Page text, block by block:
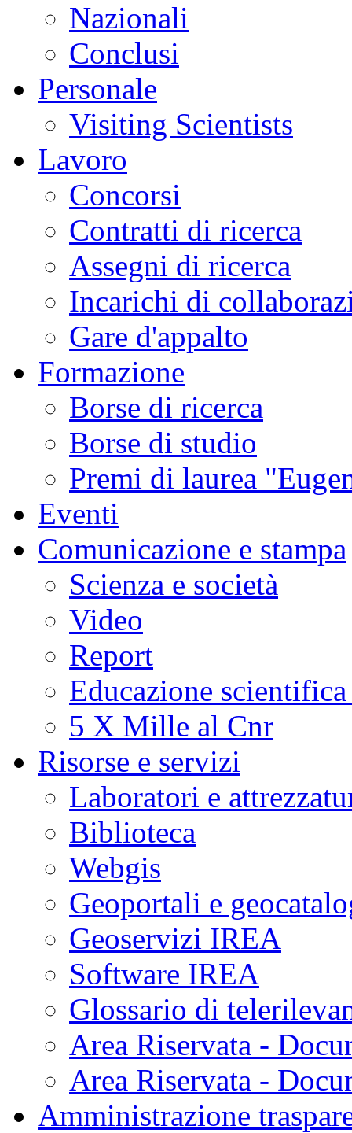
Nazionali
Conclusi
Personale
Visiting Scientists
Lavoro
Concorsi
Contratti di ricerca
Assegni di ricerca
Incarichi di
Gare d'appalto
Formazione
Borse di ricerca
Borse di studio
Premi di laurea
Eventi
Comunicazione e stampa
Scienza e società
Video
Report
Educazione
5 X Mille al Cnr
Risorse e servizi
Laboratori e
Biblioteca
Webgis
Geoportali e
Geoservizi IREA
Software IREA
Glossario di
Area Riservata -
Area Riservata -
Amministrazione